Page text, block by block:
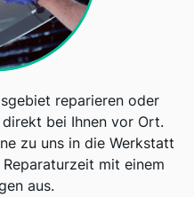
reparieren oder
bei Ihnen vor Ort.
zu uns in die Werkstatt
mit einem
aus.